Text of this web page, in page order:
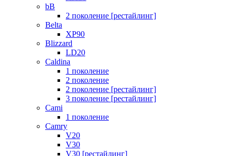
bB
2 поколение [рестайлинг]
Belta
XP90
Blizzard
LD20
Caldina
1 поколение
2 поколение
2 поколение [рестайлинг]
3 поколение [рестайлинг]
Cami
1 поколение
Camry
V20
V30
V30 [рестайлинг]